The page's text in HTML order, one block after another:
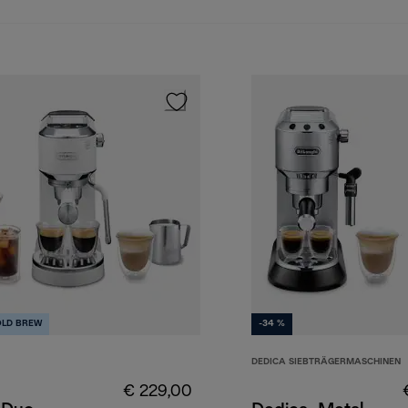
BREW
€ 229,00
-34 %
DEDICA SIEBTRÄGERMASCHINEN